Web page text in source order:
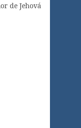
de Jehová